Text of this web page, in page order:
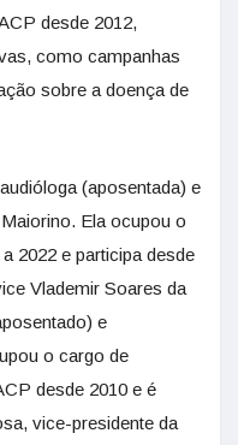
desde 2012,
como campanhas
sobre a doença de
(aposentada) e
Ela ocupou o
2022 e participa desde
Vlademir Soares da
e
o cargo de
desde 2010 e é
vice-presidente da